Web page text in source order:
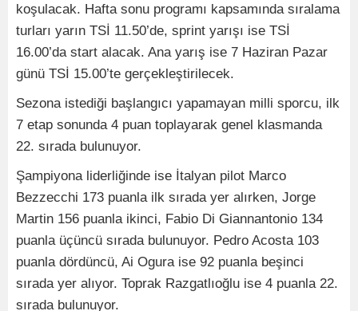
koşulacak. Hafta sonu programı kapsamında sıralama
turları yarın TSİ 11.50’de, sprint yarışı ise TSİ
16.00’da start alacak. Ana yarış ise 7 Haziran Pazar
günü TSİ 15.00’te gerçekleştirilecek.
Sezona istediği başlangıcı yapamayan milli sporcu, ilk
7 etap sonunda 4 puan toplayarak genel klasmanda
22. sırada bulunuyor.
Şampiyona liderliğinde ise İtalyan pilot Marco
Bezzecchi 173 puanla ilk sırada yer alırken, Jorge
Martin 156 puanla ikinci, Fabio Di Giannantonio 134
puanla üçüncü sırada bulunuyor. Pedro Acosta 103
puanla dördüncü, Ai Ogura ise 92 puanla beşinci
sırada yer alıyor. Toprak Razgatlıoğlu ise 4 puanla 22.
sırada bulunuyor.